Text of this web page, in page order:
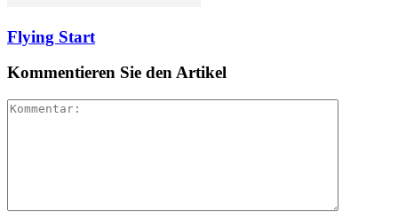
Flying Start
Kommentieren Sie den Artikel